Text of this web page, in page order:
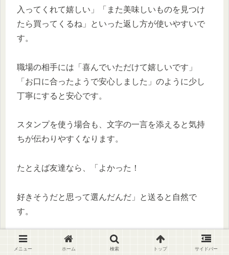
入ってくれて嬉しい」「また美味しいものを見つけ
たら買ってくるね」といった返し方が使いやすいで
す。
職場の相手には「喜んでいただけて嬉しいです」
「お口に合ったようで安心しました」のように少し
丁寧にすると安心です。
スタンプを使う場合も、文字の一言を添えると気持
ちが伝わりやすくなります。
たとえば友達なら、「よかった！
好きそうだと思って選んだんだ」と送ると自然で
す。
家族なら、「食べてくれてありがとう。
メニュー ホーム 検索 トップ サイドバー